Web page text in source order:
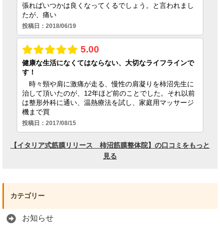
カテゴリー
お知らせ